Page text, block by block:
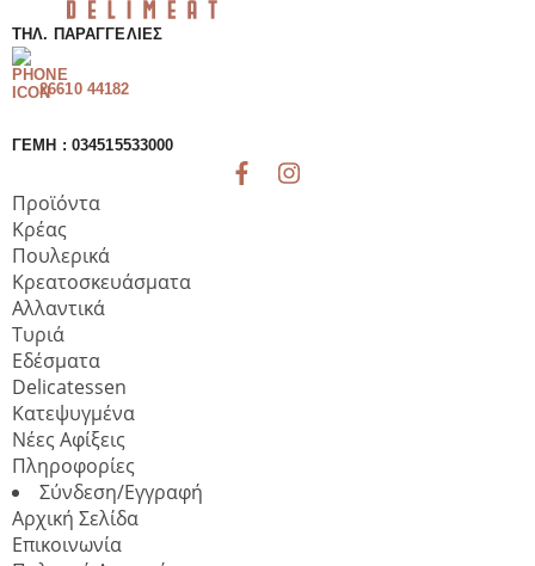
ΤΗΛ. ΠΑΡΑΓΓΕΛΊΕΣ
26610 44182
ΓΕΜΗ : 034515533000
Προϊόντα
Κρέας
Πουλερικά
Κρεατοσκευάσματα
Αλλαντικά
Τυριά
Εδέσματα
Delicatessen
Κατεψυγμένα
Νέες Αφίξεις
Πληροφορίες
Σύνδεση/Εγγραφή
Αρχική Σελίδα
Επικοινωνία